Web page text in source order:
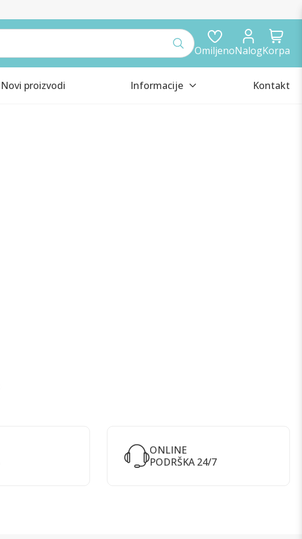
OmiljenoNalogKorpa
Novi proizvodi Informacije Kontakt
ONLINE
PODRŠKA 24/7